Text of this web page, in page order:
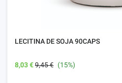
LECITINA DE SOJA 90CAPS
8,03 €9,45 € (15%)